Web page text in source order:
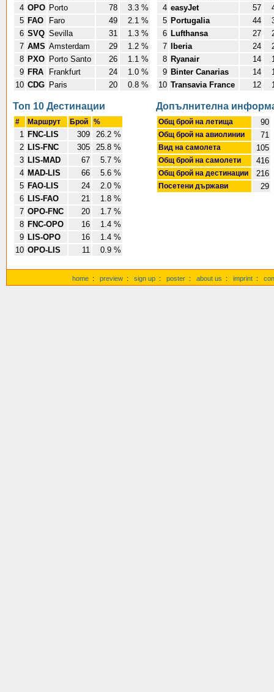
4 OPO Porto 78
3.3 %
5 FAO Faro 49
2.1 %
6 SVQ Sevilla 31
1.3 %
7 AMS Amsterdam 29
1.2 %
8 PXO Porto Santo 26
1.1 %
9 FRA Frankfurt 24
1.0 %
10 CDG Paris 20 0.8 %
4 easyJet 57
5 Portugalia 44
6 Lufthansa 27
7
Iberia 24
8 Ryanair 14
9 Binter Canarias 14
10 Transavia France 12
Топ 10 Дестинации
# Маршрут Брой %
1 FNC-LIS 309
26.2 %
2 LIS-FNC 305
25.8 %
3 LIS-MAD 67
5.7 %
4 MAD-LIS 66
5.6 %
5 FAO-LIS 24
2.0 %
6 LIS-FAO 21
1.8 %
7 OPO-FNC 20
1.7 %
8 FNC-OPO 16
1.4 %
9 LIS-OPO 16
1.4 %
10 OPO-LIS 11 0.9 %
Допълнителна
Общ брой на летища 90
Общ брой на авиолинии 71
Вид на самолета 105
Общ брой на самолети 416
Общ брой на дестинации 216
Посетени държави 29
home : preview : sign up : poster : about us : imprint :